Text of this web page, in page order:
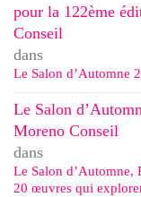
pour la 122ème
Conseil
dans
Le Salon d’Automne
Le Salon
Moreno Conseil
dans
Le Salon d’Automne,
20 œuvres qui